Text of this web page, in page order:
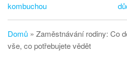
kombuchou
Domů » Zaměstnávání rodiny: Co
vše, co potřebujete vědět